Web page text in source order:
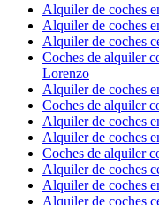
Alquiler de coches
Alquiler de coches
Alquiler de coches
Coches de alquiler
Lorenzo
Alquiler de coches
Coches de alquiler
Alquiler de coches
Alquiler de coches
Coches de alquiler
Alquiler de coches
Alquiler de coches
Alquiler de coches